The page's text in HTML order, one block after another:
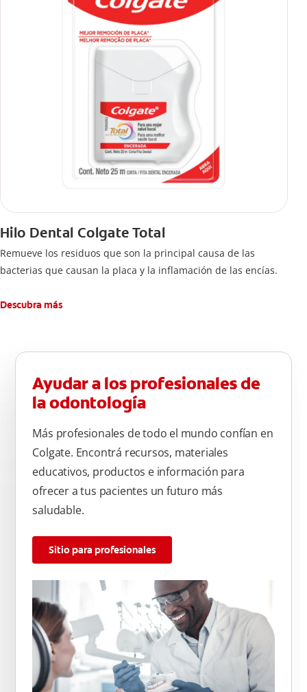
Hilo Dental Colgate Total
Remueve los residuos que son la principal causa de las
bacterias que causan la placa y la inflamación de las encías.
Descubra más
Ayudar a los profesionales de
la odontología
Más profesionales de todo el mundo confían en
Colgate. Encontrá recursos, materiales
educativos, productos e información para
ofrecer a tus pacientes un futuro más
saludable.
Sitio para profesionales